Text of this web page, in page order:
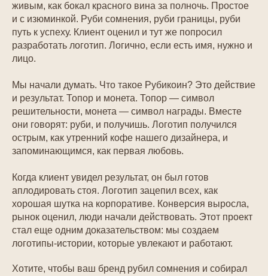
живым, как бокал красного вина за полночь. Простое
и с изюминкой. Руби сомнения, руби границы, руби
путь к успеху. Клиент оценил и тут же попросил
разработать логотип. Логично, если есть имя, нужно и
лицо.
Мы начали думать. Что такое Рубикоин? Это действие
и результат. Топор и монета. Топор — символ
решительности, монета — символ награды. Вместе
они говорят: руби, и получишь. Логотип получился
острым, как утренний кофе нашего дизайнера, и
запоминающимся, как первая любовь.
Когда клиент увидел результат, он был готов
аплодировать стоя. Логотип зацепил всех, как
хорошая шутка на корпоративе. Конверсия выросла,
рынок оценил, люди начали действовать. Этот проект
стал еще одним доказательством: мы создаем
логотипы-истории, которые увлекают и работают.
Хотите, чтобы ваш бренд рубил сомнения и собирал